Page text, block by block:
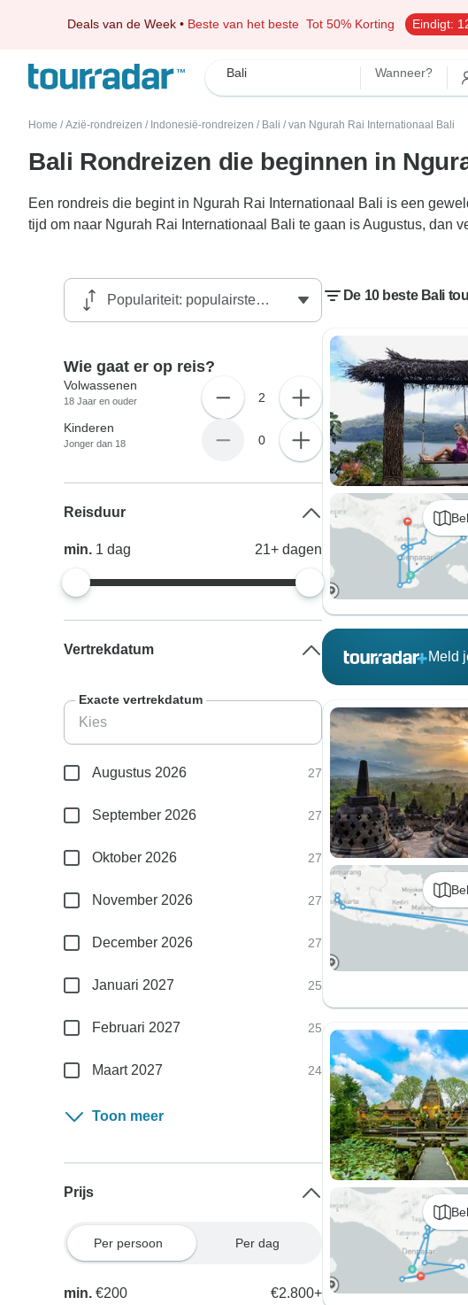
Deals van de Week • Beste van het beste Tot 50% Korting Eindigt:
Bali Wanneer?
Home / Azië-rondreizen / Indonesië-rondreizen / Bali / van Ngurah Rai Internationaal Bali
Bali Rondreizen die beginnen in
Een rondreis die begint in Ngurah Rai Internationaal Bali is een
tijd om naar Ngurah Rai Internationaal Bali te gaan is Augustus, dan
De 10 beste Bali
Meld
Wie gaat er op reis?
Volwassenen
18 Jaar en ouder 2
Kinderen
Jonger dan 18 0
Reisduur
min. 1dag 21+ dagen
Vertrekdatum
Exacte vertrekdatum
Augustus 2026 27
September 2026 27
Oktober 2026 27
November 2026 27
December 2026 27
Januari 2027 25
Februari 2027 25
Maart 2027 24
Toon meer
Prijs
Per persoon Per dag
min.€200 €2.800+